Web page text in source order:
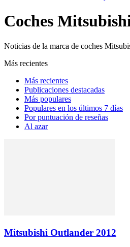
Coches
Noticias de la marca de coches
Más recientes
Más recientes
Publicaciones destacadas
Más populares
Populares en los últimos 7 días
Por puntuación de reseñas
Al azar
Mitsubishi Outlander 2012